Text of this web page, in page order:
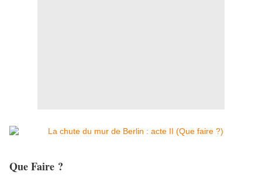
Que Faire ?